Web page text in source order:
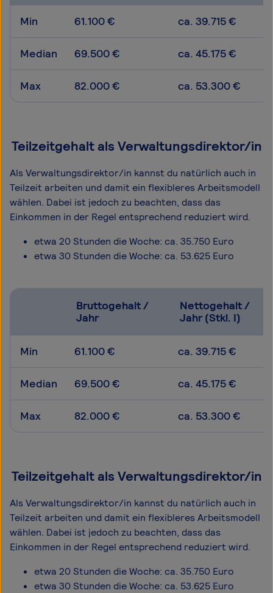
Min 61.100 € ca. 39.715 €
Median 69.500 € ca. 45.175 €
Max 82.000 € ca. 53.300 €
Teilzeitgehalt als Verwaltungsdirektor/in
Als Verwaltungsdirektor/in kannst du natürlich auch in
Teilzeit arbeiten und damit ein flexibleres Arbeitsmodell
wählen. Dabei ist jedoch zu beachten, dass das
Einkommen in der Regel entsprechend reduziert wird.
etwa 20 Stunden die Woche: ca. 35.750 Euro
etwa 30 Stunden die Woche: ca. 53.625 Euro
Bruttogehalt /
Jahr
Nettogehalt /
Jahr (Stkl. I)
Min 61.100 € ca. 39.715 €
Median 69.500 € ca. 45.175 €
Max 82.000 € ca. 53.300 €
Teilzeitgehalt als Verwaltungsdirektor/in
Als Verwaltungsdirektor/in kannst du natürlich auch in
Teilzeit arbeiten und damit ein flexibleres Arbeitsmodell
wählen. Dabei ist jedoch zu beachten, dass das
Einkommen in der Regel entsprechend reduziert wird.
etwa 20 Stunden die Woche: ca. 35.750 Euro
etwa 30 Stunden die Woche: ca. 53.625 Euro